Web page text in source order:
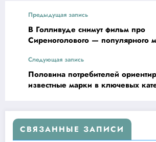
Предыдущая запись
В Голливуде снимут фильм про
Сиреноголового — популярного
Следующая запись
Половина потребителей
известные марки в ключевых
СВЯЗАННЫЕ ЗАПИСИ